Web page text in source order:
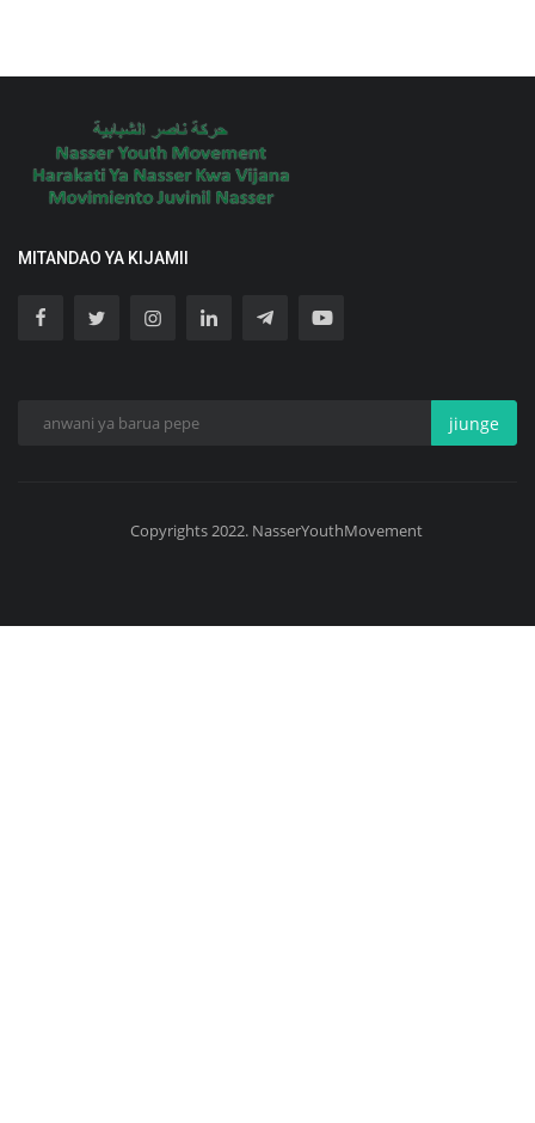
MITANDAO YA KIJAMII
jiunge
Copyrights 2022. NasserYouthMovement